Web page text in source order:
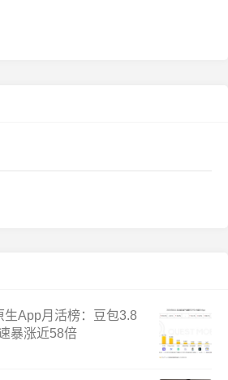
App月活榜：豆包3.8
暴涨近58倍